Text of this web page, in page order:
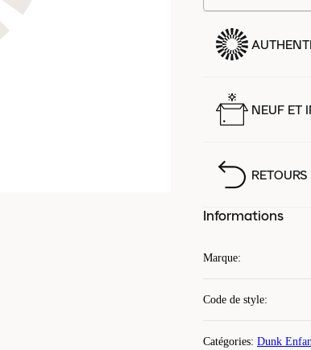
NEUF ET
Informations
Marque:
Code de style:
Catégories: Dunk